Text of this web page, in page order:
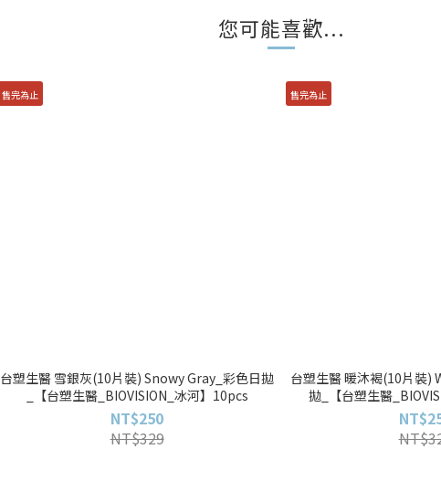
您可能喜歡...
售完為止
台塑生醫 雪銀灰(10片裝) Snowy Gray_彩色日拋
_【台塑生醫_BIOVISION_冰河】10pcs
NT$250
NT$329
售完為止
台塑生醫 暖沐褐(10片裝)
拋_【台塑生醫